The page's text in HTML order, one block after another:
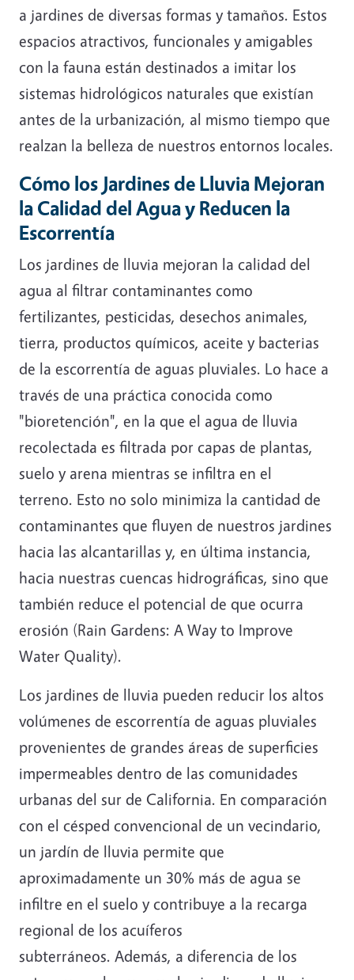
a jardines de diversas formas y tamaños. Estos
espacios atractivos, funcionales y amigables
con la fauna están destinados a imitar los
sistemas hidrológicos naturales que existían
antes de la urbanización, al mismo tiempo que
realzan la belleza de nuestros entornos locales.
Cómo los Jardines de Lluvia Mejoran
la Calidad del Agua y Reducen la
Escorrentía
Los jardines de lluvia mejoran la calidad del
agua al filtrar contaminantes como
fertilizantes, pesticidas, desechos animales,
tierra, productos químicos, aceite y bacterias
de la escorrentía de aguas pluviales. Lo hace a
través de una práctica conocida como
"bioretención", en la que el agua de lluvia
recolectada es filtrada por capas de plantas,
suelo y arena mientras se infiltra en el
terreno. Esto no solo minimiza la cantidad de
contaminantes que fluyen de nuestros jardines
hacia las alcantarillas y, en última instancia,
hacia nuestras cuencas hidrográficas, sino que
también reduce el potencial de que ocurra
erosión (Rain Gardens: A Way to Improve
Water Quality).
Los jardines de lluvia pueden reducir los altos
volúmenes de escorrentía de aguas pluviales
provenientes de grandes áreas de superficies
impermeables dentro de las comunidades
urbanas del sur de California. En comparación
con el césped convencional de un vecindario,
un jardín de lluvia permite que
aproximadamente un 30% más de agua se
infiltre en el suelo y contribuye a la recarga
regional de los acuíferos
subterráneos. Además, a diferencia de los